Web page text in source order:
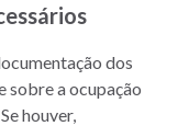
dos
sobre a ocupação
houver,